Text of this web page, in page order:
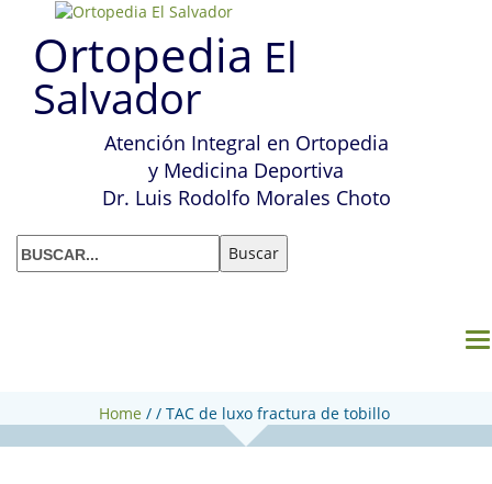
Ortopedia El
Salvador
Atención Integral en Ortopedia
y Medicina Deportiva
Dr. Luis Rodolfo Morales Choto
Home / / TAC de luxo fractura de tobillo